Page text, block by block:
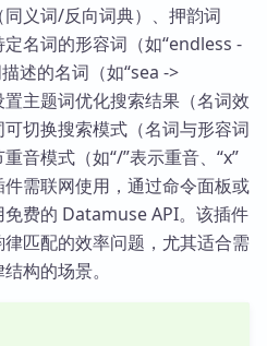
义词/反向词典）、押韵词
定名词的形容词（如“endless -
述的名词（如“sea ->
主题词优化搜索结果（名词效
切换搜索模式（名词与形容词
音模式（如“/”表示重音、“x”
需联网使用，通过命令面板或
费的 Datamuse API。该插件
匹配的效率问题，尤其适合需
构的场景。